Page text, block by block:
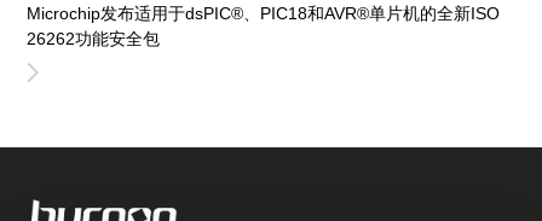
Microchip发布适用于dsPIC®、PIC18和AVR®单片机的全新ISO
26262功能安全包